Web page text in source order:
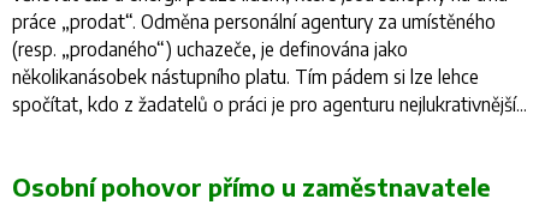
práce „prodat“. Odměna personální agentury za umístěného
(resp. „prodaného“) uchazeče, je definována jako
několikanásobek nástupního platu. Tím pádem si lze lehce
spočítat, kdo z žadatelů o práci je pro agenturu nejlukrativnější...
Osobní pohovor přímo u zaměstnavatele